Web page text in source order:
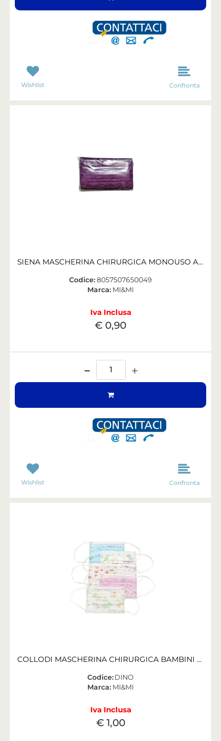
Wishlist Confronta
SIENA MASCHERINA CHIRURGICA MONOUSO ADULTO VIOLA CONF. 10 PZ
Codice:8057507650049
Marca: MI&MI
Iva Inclusa
€ 0,90
Quantità
Wishlist Confronta
COLLODI MASCHERINA CHIRURGICA BAMBINI 6/12 ANNI DINO CONF. 10 PZ
Codice:DINO
Marca: MI&MI
Iva Inclusa
€ 1,00